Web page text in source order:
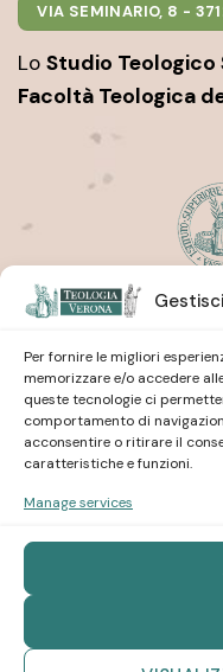
Per fornire le migliori
memorizzare e/o accedere
queste tecnologie ci
comportamento di
acconsentire o ritirare il
caratteristiche e funzioni.
Manage services
VIA SEMINARIO, 8 -
Lo Studio Teologico
Facoltà Teologica
Istituto Superiore di
Istituto Superiore di
Martire